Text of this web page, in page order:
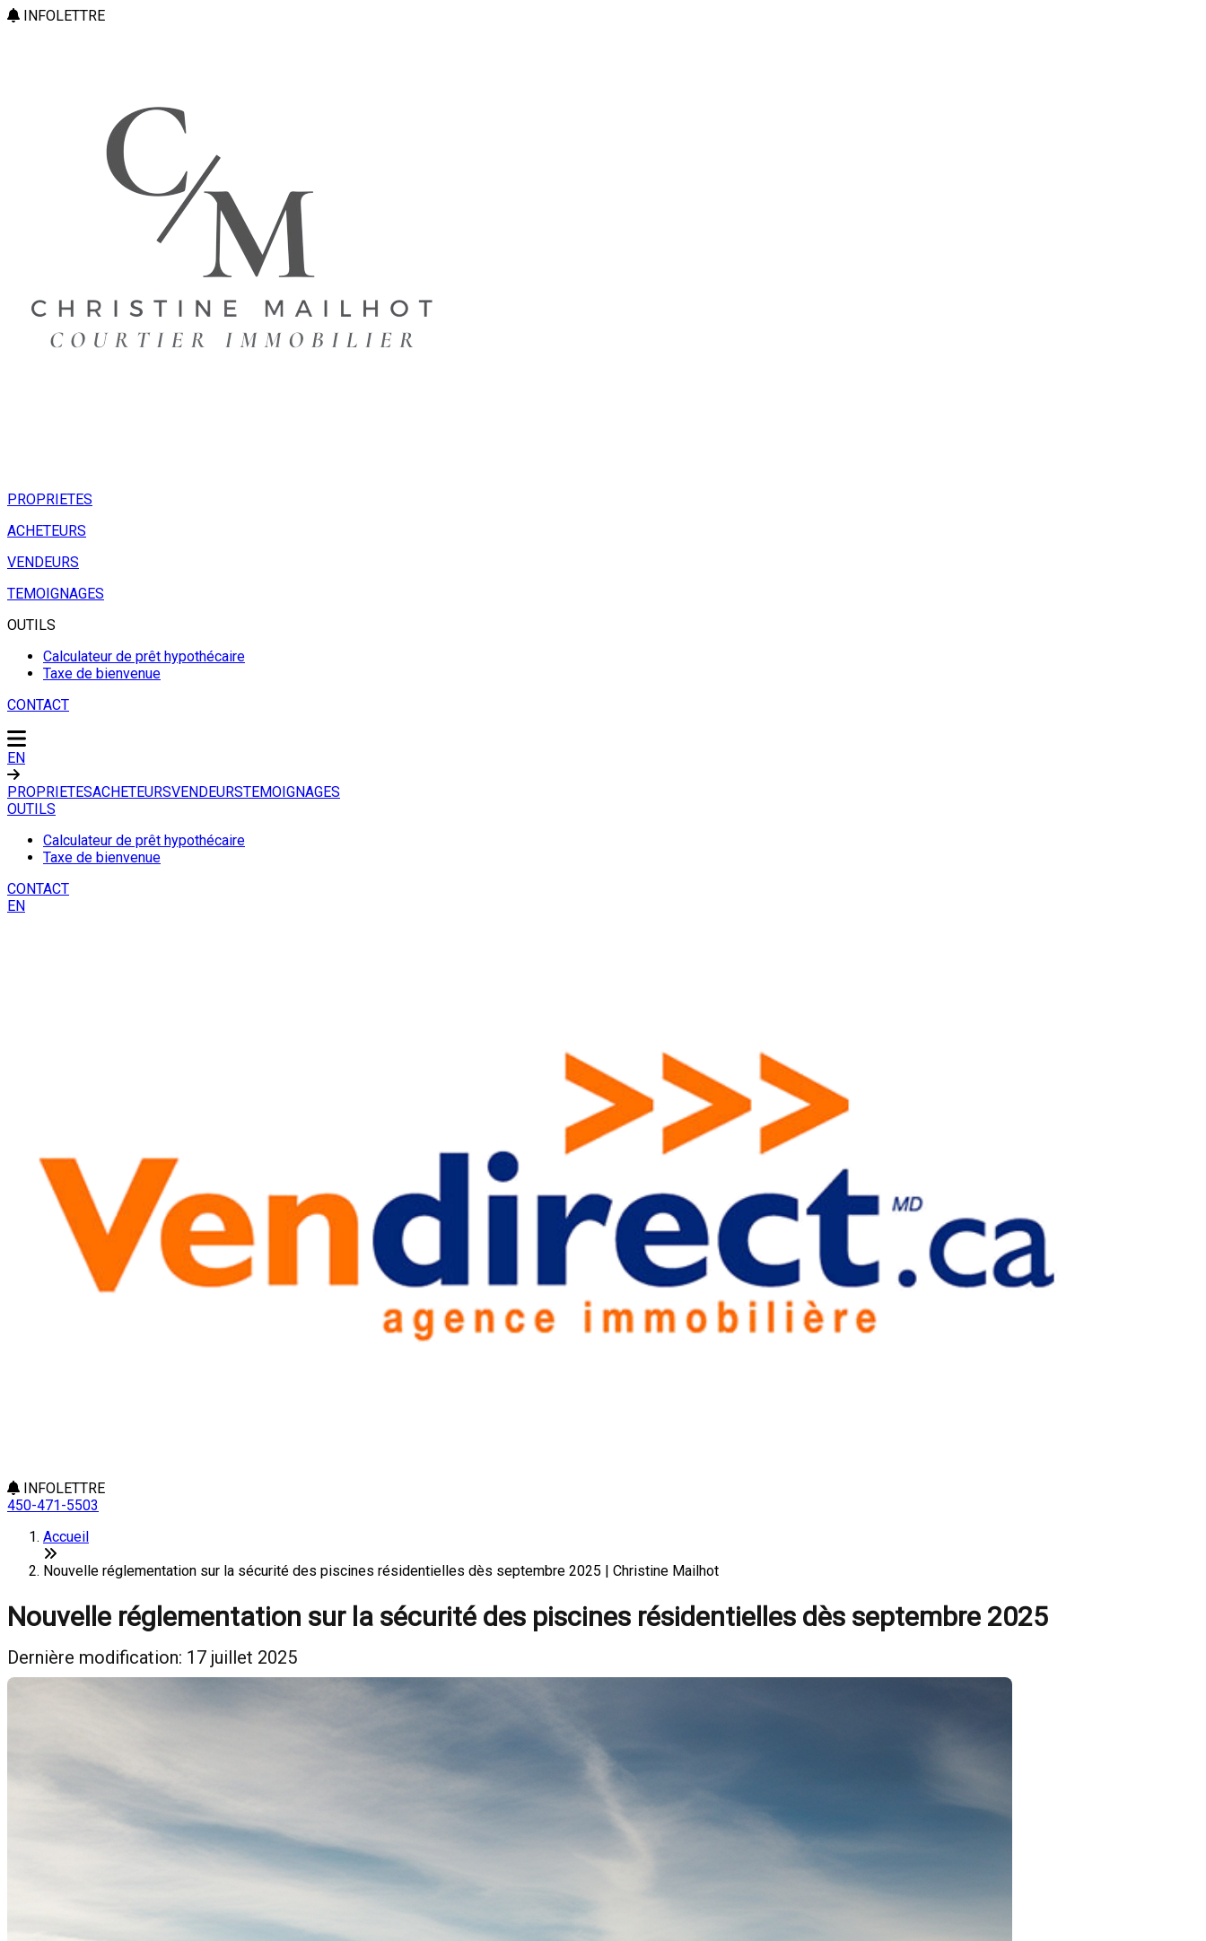
INFOLETTRE
PROPRIETES
ACHETEURS
VENDEURS
TEMOIGNAGES
OUTILS
Calculateur de prêt hypothécaire
Taxe de bienvenue
CONTACT
EN
PROPRIETESACHETEURSVENDEURSTEMOIGNAGES
OUTILS
Calculateur de prêt hypothécaire
Taxe de bienvenue
CONTACT
EN
INFOLETTRE
450-471-5503
Accueil
Nouvelle réglementation sur la sécurité des piscines résidentielles dès septembre 2025 | Christine Mailhot
Nouvelle réglementation sur la sécurité des piscines résidentielles dès septembre 2025
Dernière modification: 17 juillet 2025